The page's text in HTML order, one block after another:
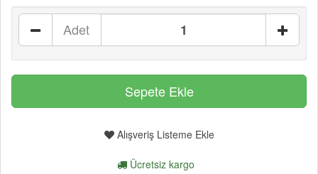
Adet
Alışveriş Listeme Ekle
Ücretsiz kargo